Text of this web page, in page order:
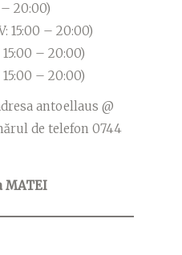
– 20:00)
15:00 – 20:00)
15:00 – 20:00)
15:00 – 20:00)
antoellaus @
de telefon 0744
MATEI